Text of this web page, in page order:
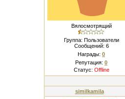
Вялосмотрящий
Группа: Пользователи
Сообщений: 6
Награды: 0
Репутация: 0
Статус: Offline
similkamila